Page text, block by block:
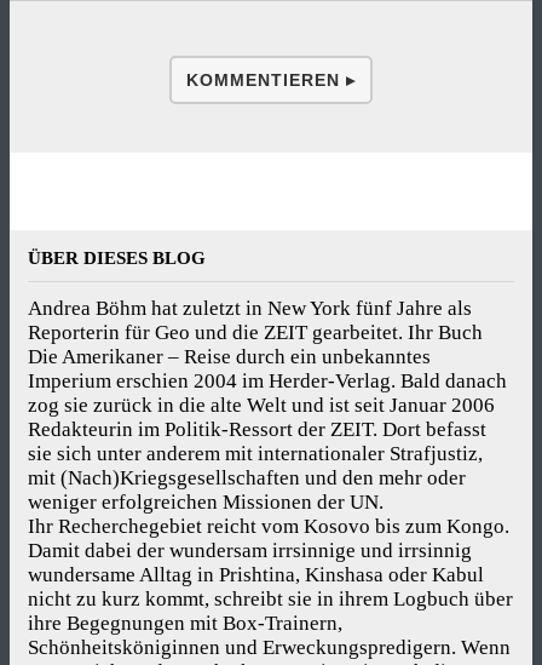
KOMMENTIEREN ▸
ÜBER DIESES BLOG
Andrea Böhm hat zuletzt in New York fünf Jahre als
Reporterin für Geo und die ZEIT gearbeitet. Ihr Buch
Die Amerikaner – Reise durch ein unbekanntes
Imperium erschien 2004 im Herder-Verlag. Bald danach
zog sie zurück in die alte Welt und ist seit Januar 2006
Redakteurin im Politik-Ressort der ZEIT. Dort befasst
sie sich unter anderem mit internationaler Strafjustiz,
mit (Nach)Kriegsgesellschaften und den mehr oder
weniger erfolgreichen Missionen der UN.
Ihr Recherchegebiet reicht vom Kosovo bis zum Kongo.
Damit dabei der wundersam irrsinnige und irrsinnig
wundersame Alltag in Prishtina, Kinshasa oder Kabul
nicht zu kurz kommt, schreibt sie in ihrem Logbuch über
ihre Begegnungen mit Box-Trainern,
Schönheitsköniginnen und Erweckungspredigern. Wenn